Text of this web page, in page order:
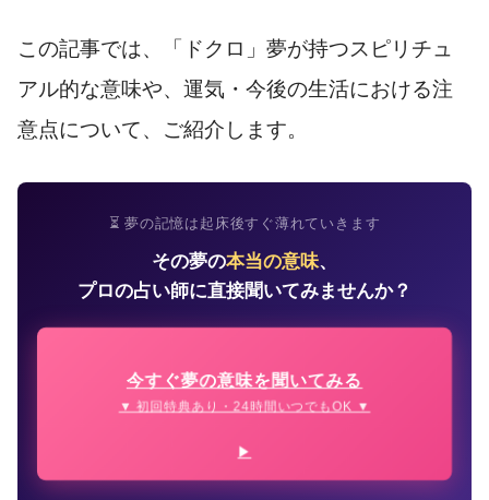
この記事では、「ドクロ」夢が持つスピリチュ
アル的な意味や、運気・今後の生活における注
意点について、ご紹介します。
⏳ 夢の記憶は起床後すぐ薄れていきます
その夢の本当の意味、
プロの占い師に直接聞いてみませんか？
今すぐ夢の意味を聞いてみる
▼ 初回特典あり・24時間いつでもOK ▼